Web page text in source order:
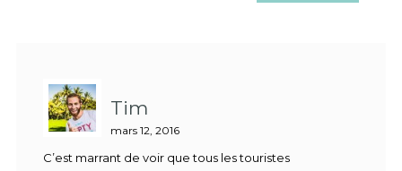
Tim
mars 12, 2016
C’est marrant de voir que tous les touristes